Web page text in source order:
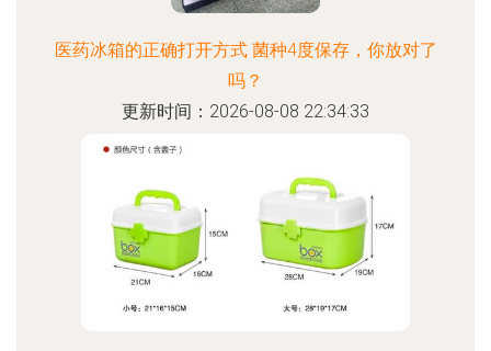
医药冰箱的正确打开方式 菌种4度保存，你放对了
吗？
更新时间：2026-08-08 22:34:33